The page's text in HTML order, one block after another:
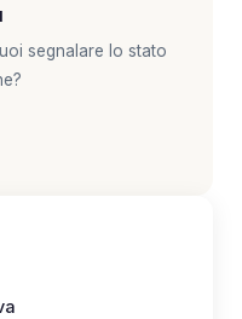
segnalare lo stato